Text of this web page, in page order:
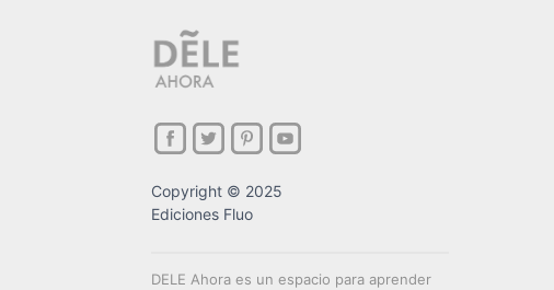
Copyright © 2025
Ediciones Fluo
DELE Ahora es un espacio para aprender